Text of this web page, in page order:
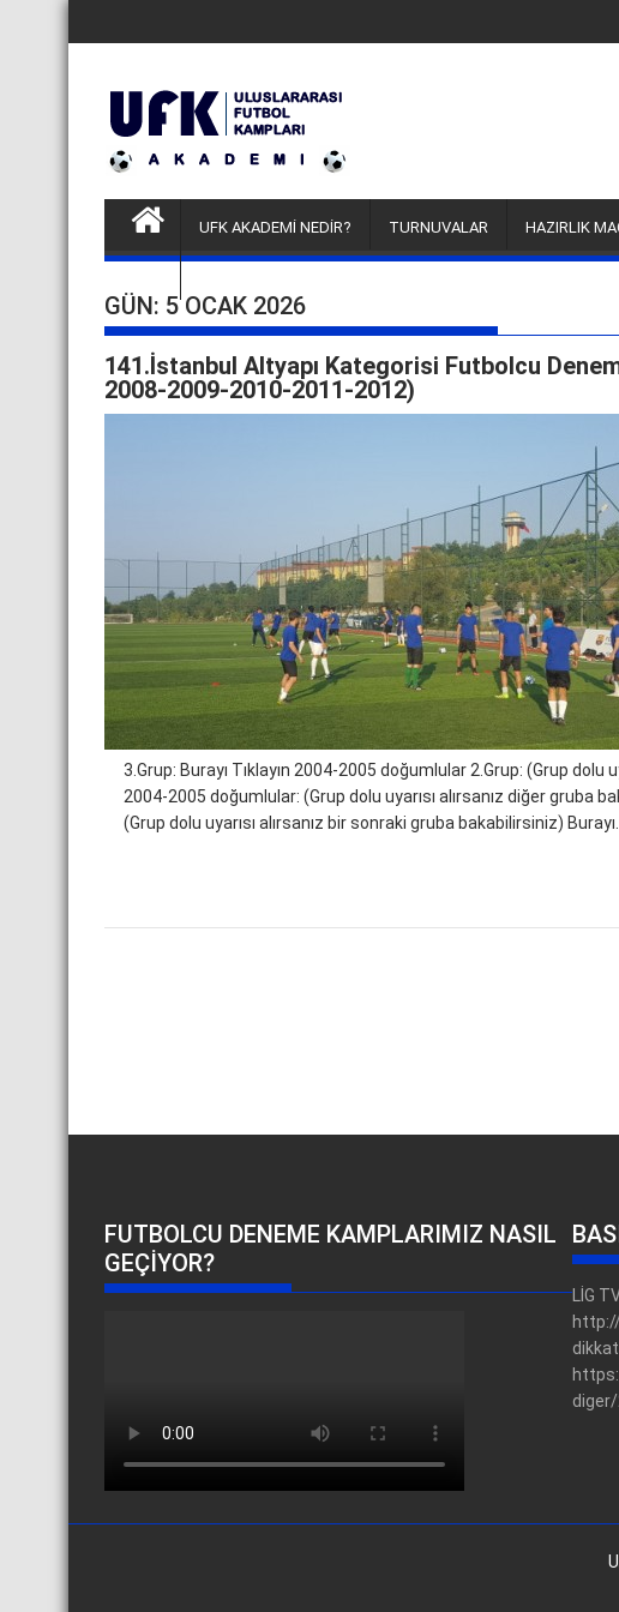
UFK AKADEMİ NEDİR? TURNUVALAR HAZIRLIK
GÜN: 5 OCAK 2026
141.İstanbul Altyapı Kategorisi Futbolcu
2008-2009-2010-2011-2012)
3.Grup: Burayı Tıklayın 2004-2005 doğumlular 2.Grup: (Grup dolu
2004-2005 doğumlular: (Grup dolu uyarısı alırsanız diğer gruba
(Grup dolu uyarısı alırsanız bir sonraki gruba bakabilirsiniz) Burayı…
FUTBOLCU DENEME KAMPLARIMIZ NASIL
GEÇIYOR?
LİG